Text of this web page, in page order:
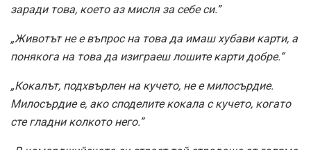
заради това, което аз мисля за себе си.”
„Животът не е въпрос на това да имаш хубави карти, а
понякога на това да изиграеш лошите карти добре.“
„Кокалът, подхвърлен на кучето, не е милосърдие.
Милосърдие е, ако споделите кокала с кучето, когато
сте гладни колкото него.”